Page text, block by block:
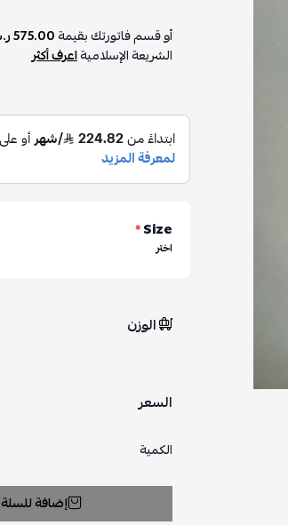
أو قسم فاتورتك بقيمة575.00 ر.س
الشريعة الإسلاميةاعرف أكثر
Size
*
اختر
الوزن
السعر
الكمية
إضافة للسلة